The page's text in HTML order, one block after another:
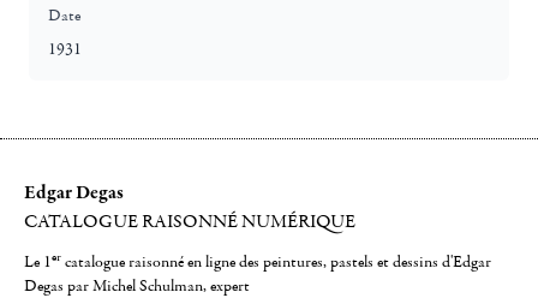
Date
1931
Edgar Degas
CATALOGUE RAISONNÉ NUMÉRIQUE
Le 1er catalogue raisonné en ligne des peintures, pastels et dessins d'Edgar
Degas par Michel Schulman, expert